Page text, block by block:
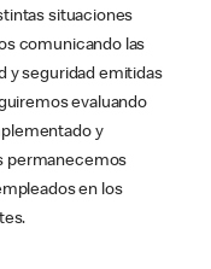
situaciones
comunicando las
y seguridad emitidas
evaluando
y
permanecemos
en los